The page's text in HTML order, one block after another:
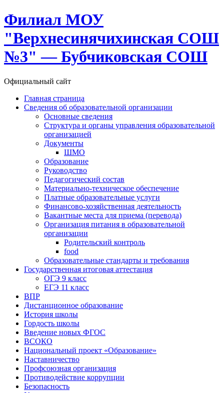
Филиал МОУ
"Верхнесинячихинская СОШ
№3" — Бубчиковская СОШ
Официальный сайт
Главная страница
Сведения об образовательной организации
Основные сведения
Структура и органы управления образовательной
организацией
Документы
ШМО
Образование
Руководство
Педагогический состав
Материально-техническое обеспечение
Платные образовательные услуги
Финансово-хозяйственная деятельность
Вакантные места для приема (перевода)
Организация питания в образовательной
организации
Родительский контроль
food
Образовательные стандарты и требования
Государственная итоговая аттестация
ОГЭ 9 класс
ЕГЭ 11 класс
ВПР
Дистанционное образование
История школы
Гордость школы
Введение новых ФГОС
ВСОКО
Национальный проект «Образование»
Наставничество
Профсоюзная организация
Противодействие коррупции
Безопасность